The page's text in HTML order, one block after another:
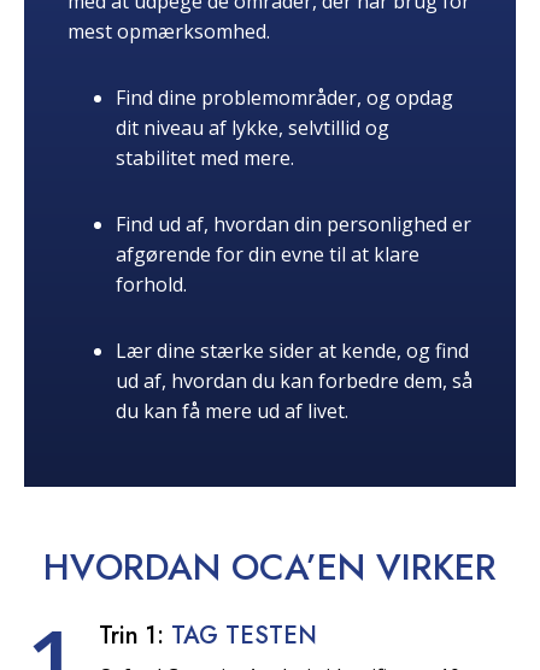
mest opmærksomhed.
Find dine problemområder, og opdag
dit niveau af lykke, selvtillid og
stabilitet med mere.
Find ud af, hvordan din personlighed er
afgørende for din evne til at klare
forhold.
Lær dine stærke sider at kende, og find
ud af, hvordan du kan forbedre dem, så
du kan få mere ud af livet.
HVORDAN OCA’EN VIRKER
Trin 1: TAG TESTEN